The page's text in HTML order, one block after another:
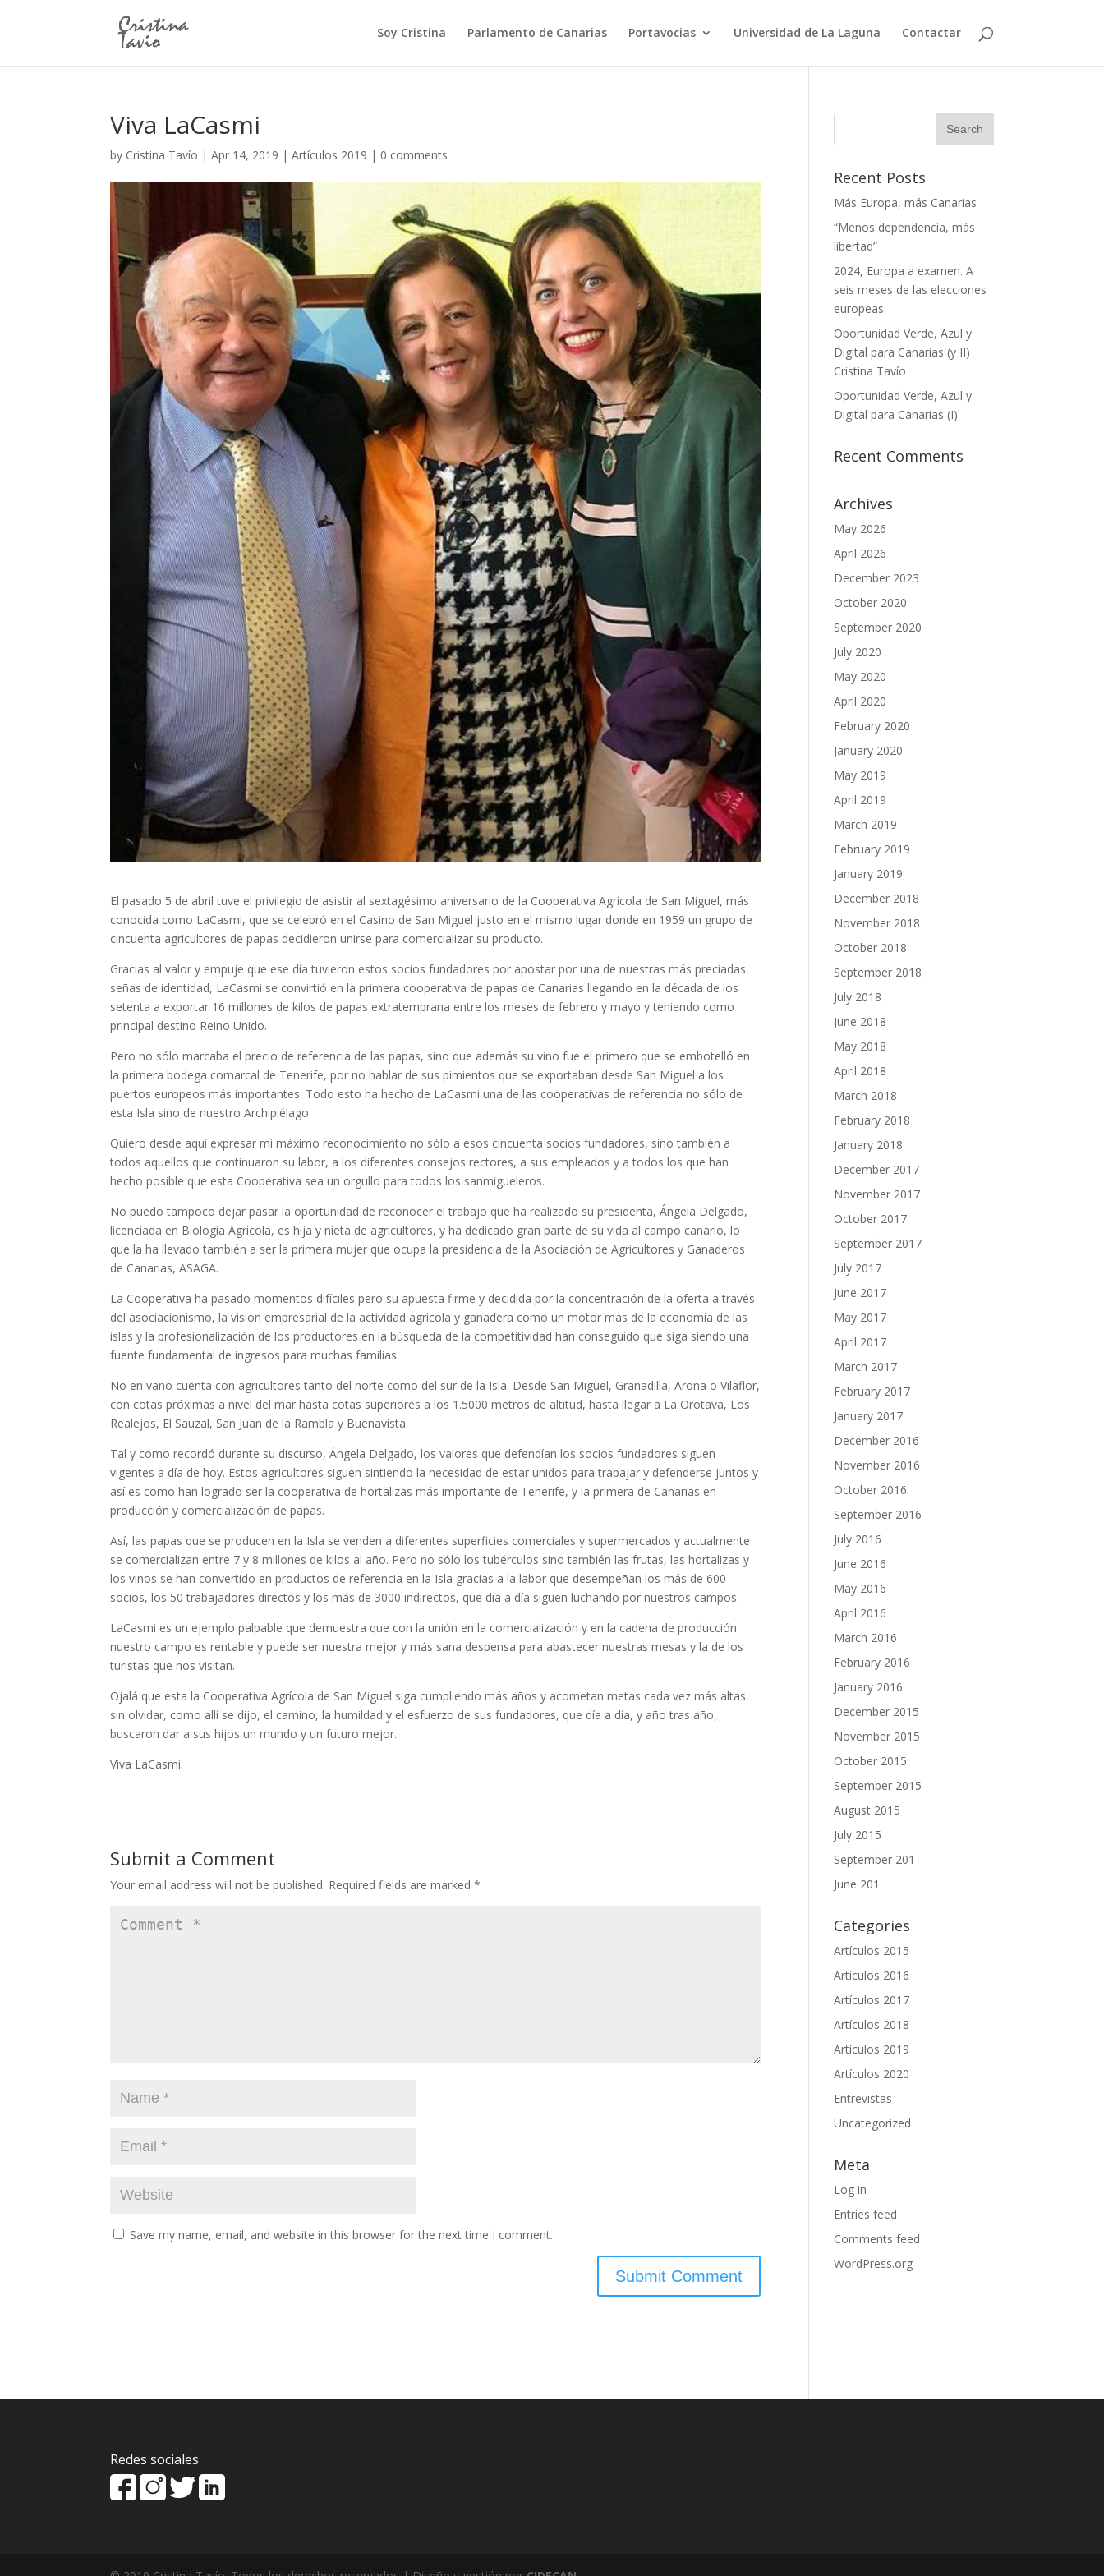
Soy Cristina Parlamento de Canarias Portavocias Universidad de La Laguna Contactar
Viva LaCasmi
by Cristina Tavío |Apr 14, 2019 |Artículos 2019 | 0 comments
El pasado 5 de abril tuve el privilegio de asistir al sextagésimo aniversario de la Cooperativa Agrícola de San Miguel, más
conocida como LaCasmi, que se celebró en el Casino de San Miguel justo en el mismo lugar donde en 1959 un grupo de
cincuenta agricultores de papas decidieron unirse para comercializar su producto.
Gracias al valor y empuje que ese día tuvieron estos socios fundadores por apostar por una de nuestras más preciadas
señas de identidad, LaCasmi se convirtió en la primera cooperativa de papas de Canarias llegando en la década de los
setenta a exportar 16 millones de kilos de papas extratemprana entre los meses de febrero y mayo y teniendo como
principal destino Reino Unido.
Pero no sólo marcaba el precio de referencia de las papas, sino que además su vino fue el primero que se embotelló en
la primera bodega comarcal de Tenerife, por no hablar de sus pimientos que se exportaban desde San Miguel a los
puertos europeos más importantes. Todo esto ha hecho de LaCasmi una de las cooperativas de referencia no sólo de
esta Isla sino de nuestro Archipiélago.
Quiero desde aquí expresar mi máximo reconocimiento no sólo a esos cincuenta socios fundadores, sino también a
todos aquellos que continuaron su labor, a los diferentes consejos rectores, a sus empleados y a todos los que han
hecho posible que esta Cooperativa sea un orgullo para todos los sanmigueleros.
No puedo tampoco dejar pasar la oportunidad de reconocer el trabajo que ha realizado su presidenta, Ángela Delgado,
licenciada en Biología Agrícola, es hija y nieta de agricultores, y ha dedicado gran parte de su vida al campo canario, lo
que la ha llevado también a ser la primera mujer que ocupa la presidencia de la Asociación de Agricultores y Ganaderos
de Canarias, ASAGA.
La Cooperativa ha pasado momentos difíciles pero su apuesta firme y decidida por la concentración de la oferta a través
del asociacionismo, la visión empresarial de la actividad agrícola y ganadera como un motor más de la economía de las
islas y la profesionalización de los productores en la búsqueda de la competitividad han conseguido que siga siendo una
fuente fundamental de ingresos para muchas familias.
No en vano cuenta con agricultores tanto del norte como del sur de la Isla. Desde San Miguel, Granadilla, Arona o Vilaflor,
con cotas próximas a nivel del mar hasta cotas superiores a los 1.5000 metros de altitud, hasta llegar a La Orotava, Los
Realejos, El Sauzal, San Juan de la Rambla y Buenavista.
Tal y como recordó durante su discurso, Ángela Delgado, los valores que defendían los socios fundadores siguen
vigentes a día de hoy. Estos agricultores siguen sintiendo la necesidad de estar unidos para trabajar y defenderse juntos y
así es como han logrado ser la cooperativa de hortalizas más importante de Tenerife, y la primera de Canarias en
producción y comercialización de papas.
Así, las papas que se producen en la Isla se venden a diferentes superficies comerciales y supermercados y actualmente
se comercializan entre 7 y 8 millones de kilos al año. Pero no sólo los tubérculos sino también las frutas, las hortalizas y
los vinos se han convertido en productos de referencia en la Isla gracias a la labor que desempeñan los más de 600
socios, los 50 trabajadores directos y los más de 3000 indirectos, que día a día siguen luchando por nuestros campos.
LaCasmi es un ejemplo palpable que demuestra que con la unión en la comercialización y en la cadena de producción
nuestro campo es rentable y puede ser nuestra mejor y más sana despensa para abastecer nuestras mesas y la de los
turistas que nos visitan.
Ojalá que esta la Cooperativa Agrícola de San Miguel siga cumpliendo más años y acometan metas cada vez más altas
sin olvidar, como allí se dijo, el camino, la humildad y el esfuerzo de sus fundadores, que día a día, y año tras año,
buscaron dar a sus hijos un mundo y un futuro mejor.
Viva LaCasmi.
Submit a Comment
Your email address will not be published. Required fields are marked*
Save my name, email, and website in this browser for the next time I comment.
Recent Posts
Más Europa, más Canarias
“Menos dependencia, más
libertad”
2024, Europa a examen. A
seis meses de las elecciones
europeas.
Oportunidad Verde, Azul y
Digital para Canarias (y II)
Cristina Tavío
Oportunidad Verde, Azul y
Digital para Canarias (I)
Recent Comments
Archives
May 2026
April 2026
December 2023
October 2020
September 2020
July 2020
May 2020
April 2020
February 2020
January 2020
May 2019
April 2019
March 2019
February 2019
January 2019
December 2018
November 2018
October 2018
September 2018
July 2018
June 2018
May 2018
April 2018
March 2018
February 2018
January 2018
December 2017
November 2017
October 2017
September 2017
July 2017
June 2017
May 2017
April 2017
March 2017
February 2017
January 2017
December 2016
November 2016
October 2016
September 2016
July 2016
June 2016
May 2016
April 2016
March 2016
February 2016
January 2016
December 2015
November 2015
October 2015
September 2015
August 2015
July 2015
September 201
June 201
Categories
Artículos 2015
Artículos 2016
Artículos 2017
Artículos 2018
Artículos 2019
Artículos 2020
Entrevistas
Uncategorized
Meta
Log in
Entries feed
Comments feed
WordPress.org
Redes sociales